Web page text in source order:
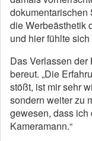
dokumentarischen
die Werbeästhetik
und hier fühlte
Das Verlassen
bereut. „Die
stößt, ist mir sehr
sondern weiter zu
gewesen, dass
Kameramann.“